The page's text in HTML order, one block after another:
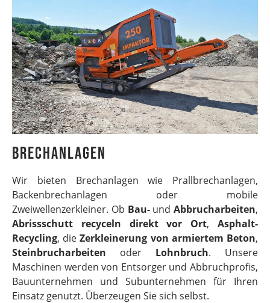
Brechanlagen
Wir bieten Brechanlagen wie Prallbrechanlagen,
Backenbrechanlagen oder mobile
Zweiwellenzerkleiner. Ob Bau-und Abbrucharbeiten,
Abrissschutt recyceln
direkt vor Ort,Asphalt-
Recycling, dieZerkleinerung von armiertem Beton,
Steinbrucharbeiten oder Lohnbruch. Unsere
Maschinen werden von Entsorger und Abbruchprofis,
Bauunternehmen und Subunternehmen für Ihren
Einsatz genutzt. Überzeugen Sie sich selbst.